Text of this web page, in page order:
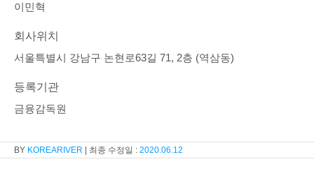
이민혁
회사위치
서울특별시 강남구 논현로63길 71, 2층 (역삼동)
등록기관
금융감독원
KOREARIVER 2020.06.12